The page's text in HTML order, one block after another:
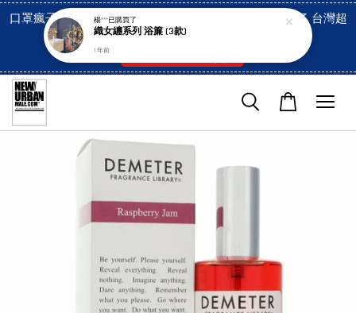
口罩瘋子官網, 放心訂購! 香港澳門信用卡付費已經開啓了 台灣超
市貨到付款也是!
楊***已購買了
織女纏系列 浴簾 (3款)
1 年前